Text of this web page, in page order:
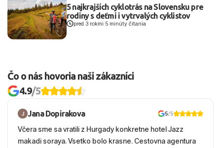
5 najkrajších cyklotrás na Slovensku pre
rodiny s deťmi i vytrvalých cyklistov
pred 3 rokmi 5 minúty čítania
Čo o nás hovoria naši zákazníci
4.9/5
Jana Dopirakova 5/5
Včera sme sa vratili z Hurgady konkretne hotel Jazz
makadi soraya. Vsetko bolo krasne. Cestovna agentura